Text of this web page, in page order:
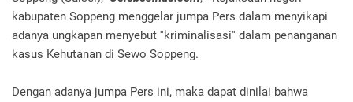
kabupaten Soppeng menggelar jumpa Pers dalam menyikapi
adanya ungkapan menyebut ''kriminalisasi'' dalam penanganan
kasus Kehutanan di Sewo Soppeng.
Dengan adanya jumpa Pers ini, maka dapat dinilai bahwa